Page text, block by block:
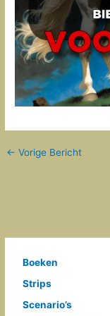
Boeken
Strips
Scenario’s
← Vorige Bericht